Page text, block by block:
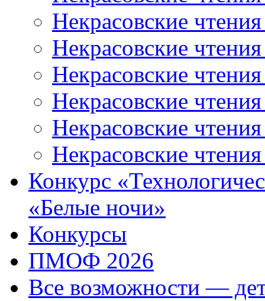
Некрасовские
Некрасовские
Некрасовские
Некрасовские
Некрасовские
Некрасовские
Конкурс
«Белые ночи»
Конкурсы
ПМОФ 2026
Все возможности —